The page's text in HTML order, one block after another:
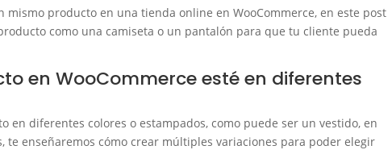
producto en una tienda online en WooCommerce, en este post
como una camiseta o un pantalón para que tu cliente pueda
en WooCommerce esté en diferentes
en diferentes colores o estampados, como puede ser un vestido, en
te enseñaremos cómo crear múltiples variaciones para poder elegir